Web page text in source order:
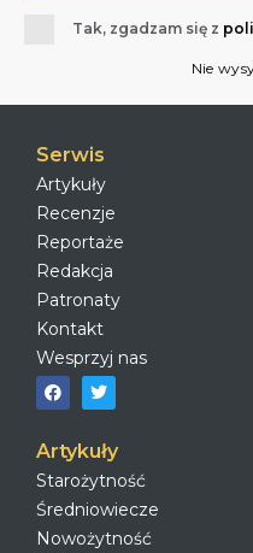
Tak, zgadzam się z
Nie
Serwis
Artykuły
Recenzje
Reportaże
Redakcja
Patronaty
Kontakt
Wesprzyj nas
Artykuły
Starożytność
Średniowiecze
Nowożytność